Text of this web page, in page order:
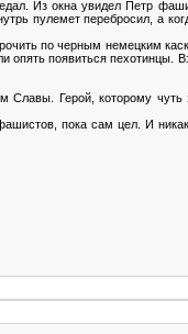
Из окна увидел Петр
пулемет перебросил, а
по черным немецким
опять появиться пехотинцы.
Герой, которому чуть
пока сам цел. И